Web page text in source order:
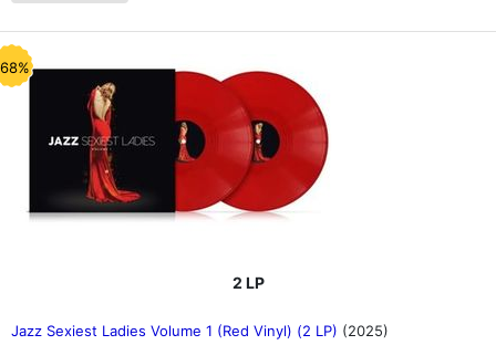
2 LP
Jazz Sexiest Ladies Volume 1 (Red Vinyl) (2 LP) (2025)